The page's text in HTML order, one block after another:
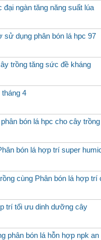
đại ngàn tăng năng suất lúa
sử dụng phân bón lá hpc 97
trồng tăng sức đề kháng
tháng 4
bón lá hpc cho cây trồng
bón lá hợp trí super
cùng Phân bón lá hợp trí
trí tối ưu dinh dưỡng cây
phân bón lá hỗn hợp npk an